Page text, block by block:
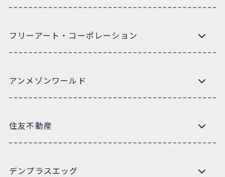
フリーアート・コーポレーション
アンメゾンワールド
住友不動産
デンプラスエッグ